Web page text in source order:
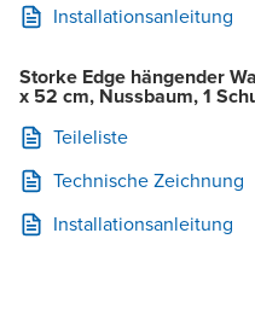
Installationsanleitung
Storke Edge hängender
x 52 cm, Nussbaum, 1
Teileliste
Technische Zeichnung
Installationsanleitung